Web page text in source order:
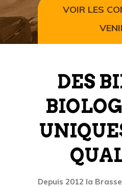
VOIR LES
DES
Depuis 2012 la